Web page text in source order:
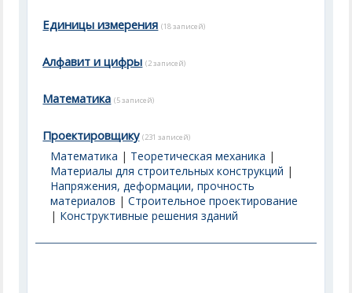
Единицы измерения (18 записей)
Алфавит и цифры (2 записей)
Математика (5 записей)
Проектировщику (231 записей)
Математика | Теоретическая механика |
Материалы для строительных конструкций |
Напряжения, деформации, прочность
материалов |Строительное проектирование
| Конструктивные решения зданий